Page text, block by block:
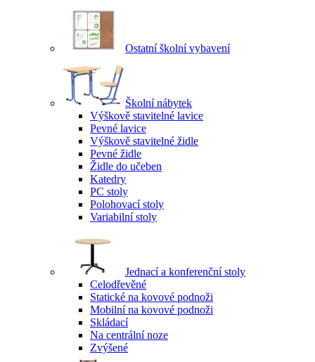
Ostatní školní vybavení
Školní nábytek
Výškově stavitelné lavice
Pevné lavice
Výškově stavitelné židle
Pevné židle
Židle do učeben
Katedry
PC stoly
Polohovací stoly
Variabilní stoly
Jednací a konferenční stoly
Celodřevěné
Statické na kovové podnoži
Mobilní na kovové podnoži
Skládací
Na centrální noze
Zvýšené